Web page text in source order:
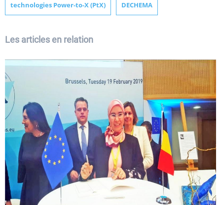
technologies Power-to-X (PtX) DECHEMA
Les articles en relation